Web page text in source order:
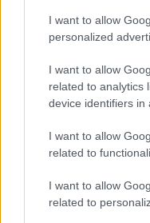
I want to allow
personalized
I want to allow
related to analytics
device identifiers in
I want to allow
related to
I want to allow
related to
αναγνώρισαν
δημιουργήσει
κατεχόμενα
στο συντονισμό
των βίαιων
αναφέρεται
Πούτιν,
για την